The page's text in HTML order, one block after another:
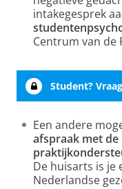
intakegesprek
Centrum van de
Student?
Een andere
afspraak met
De huisarts is je
Nederlandse